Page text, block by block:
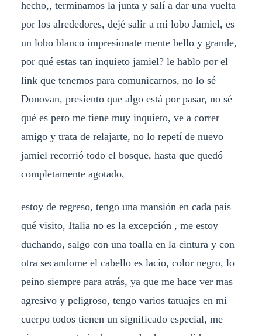
hecho,, terminamos la junta y salí a dar una vuelta
por los alrededores, dejé salir a mi lobo Jamiel, es
un lobo blanco impresionate mente bello y grande,
por qué estas tan inquieto jamiel? le hablo por el
link que tenemos para comunicarnos, no lo sé
Donovan, presiento que algo está por pasar, no sé
qué es pero me tiene muy inquieto, ve a correr
amigo y trata de relajarte, no lo repetí de nuevo
jamiel recorrió todo el bosque, hasta que quedó
completamente agotado,
estoy de regreso, tengo una mansión en cada país
qué visito, Italia no es la excepción , me estoy
duchando, salgo con una toalla en la cintura y con
otra secandome el cabello es lacio, color negro, lo
peino siempre para atrás, ya que me hace ver mas
agresivo y peligroso, tengo varios tatuajes en mi
cuerpo todos tienen un significado especial, me